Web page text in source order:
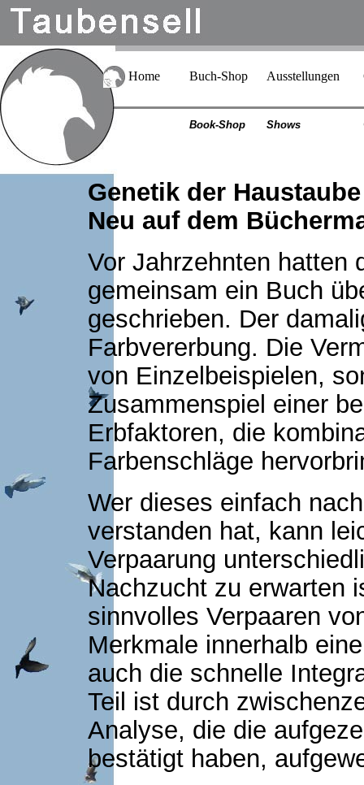
Home Buch-Shop Ausstellungen
Book-Shop Shows
Genetik der
Neu auf dem
Vor Jahrzehnten hatten
gemeinsam ein Buch
geschrieben. Der
Farbvererbung. Die
von Einzelbeispielen,
Zusammenspiel einer
Erbfaktoren, die
Farbenschläge
Wer dieses einfach
verstanden hat, kann
Verpaarung
Nachzucht zu erwarten
sinnvolles Verpaaren
Merkmale innerhalb
auch die schnelle
Teil ist durch
Analyse, die die
bestätigt haben,